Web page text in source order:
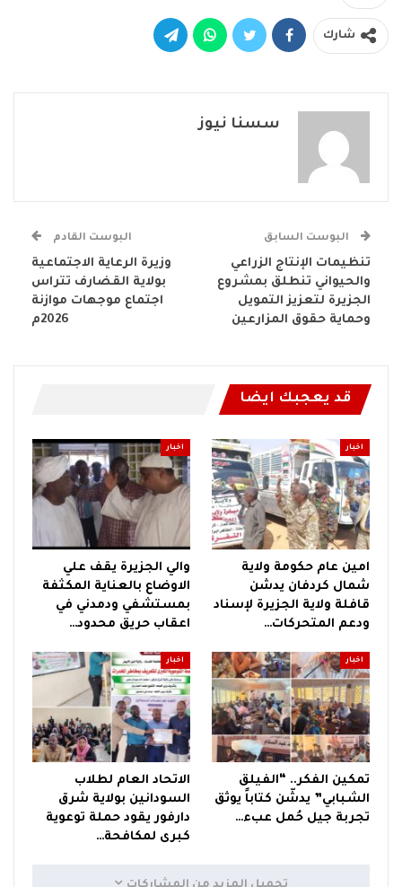
شارك
سسنا نيوز
البوست السابق
تنظيمات الإنتاج الزراعي
والحيواني تنطلق بمشروع
الجزيرة لتعزيز التمويل
وحماية حقوق المزارعين
البوست القادم
وزيرة الرعاية الاجتماعية
بولاية القضارف تتراس
اجتماع موجهات موازنة
2026م
قد يعجبك ايضا
اخبار
امين عام حكومة ولاية
شمال كردفان يدشن
قافلة ولاية الجزيرة لإسناد
ودعم المتحركات…
اخبار
والي الجزيرة يقف علي
الاوضاع بالعناية المكثفة
بمستشفي ودمدني في
اعقاب حريق محدود…
اخبار
تمكين الفكر.. “الفيلق
الشبابي” يدشّن كتاباً يوثق
تجربة جيل حُمل عبء…
اخبار
الاتحاد العام لطلاب
السودانين بولاية شرق
دارفور يقود حملة توعوية
كبرى لمكافحة…